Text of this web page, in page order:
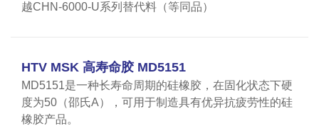
越CHN-6000-U系列替代料（等同品）
HTV MSK 高寿命胶 MD5151
MD5151是一种长寿命周期的硅橡胶，在固化状态下硬
度为50（邵氏A），可用于制造具有优异抗疲劳性的硅
橡胶产品。